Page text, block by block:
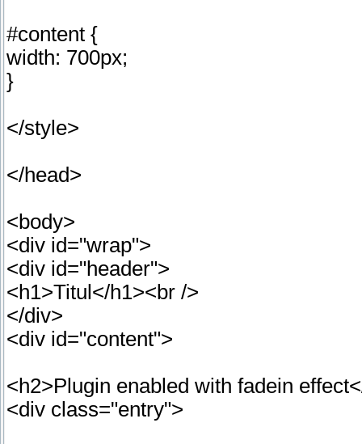
#content {
width: 700px;
}
</style>
</head>
<body>
<div id="wrap">
<div id="header">
<h1>Titul</h1><br />
</div>
<div id="content">
<h2>Plugin enabled with fadein
<div class="entry">